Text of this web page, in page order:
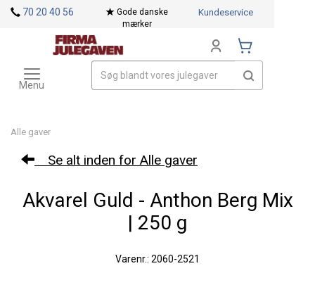
Alle gaver
Se alt inden for Alle gaver
Akvarel Guld - Anthon Berg Mix
| 250 g
Varenr.: 2060-2521
70 20 40 56
Gode danske
mærker
Kundeservice
Toggle
navigation
Menu
Mærker